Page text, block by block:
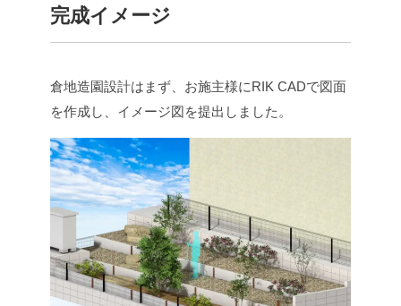
完成イメージ
倉地造園設計はまず、お施主様にRIK CADで図面
を作成し、イメージ図を提出しました。